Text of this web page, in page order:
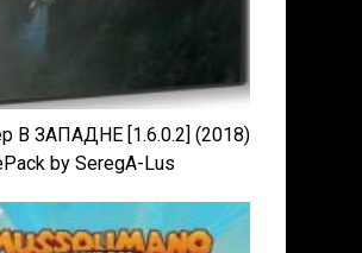
В ЗАПАДНЕ [1.6.0.2] (2018)
by SeregA-Lus